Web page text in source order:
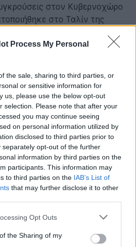
Process My Personal
the sale, sharing to third parties, or
or sensitive information for
us, please use the below opt-out
selection. Please note that after your
you may continue seeing
on personal information utilized by
disclosed to third parties prior to
separately opt-out of the further
information by third parties on the
participants. This information may
to third parties on the IAB’s List of
that may further disclose it to other
app uses one or more Google
or usage behaviour. You may click to
Opt Outs
the Sharing of my
στον Κυβερνοχώρο
στο Ταλίν της
κυβερνοασφάλειας.
θα ενισχυθεί ο
πληροφοριών και βέλτιστων
ο συντονισμός δράσεων για
κοινού ενδιαφέροντος.
στον κυβερνοχώρο και τον
μόνο από αξιόπιστο
αλλά και από κοινές αρχές και
όπως δήλωσε ο Jean Ellermann-
Γενικός Γραμματέας του
αποκτά ιδιαίτερη σημασία
απαραίτητες για τη
μας, βρίσκονται στο